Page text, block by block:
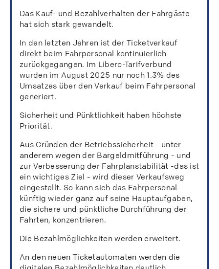
Das Kauf- und Bezahlverhalten der Fahrgäste
hat sich stark gewandelt.
In den letzten Jahren ist der Ticketverkauf
direkt beim Fahrpersonal kontinuierlich
zurückgegangen. Im Libero-Tarifverbund
wurden im August 2025 nur noch 1.3% des
Umsatzes über den Verkauf beim Fahrpersonal
generiert.
Sicherheit und Pünktlichkeit haben höchste
Priorität.
Aus Gründen der Betriebssicherheit - unter
anderem wegen der Bargeldmitführung - und
zur Verbesserung der Fahrplanstabilität -das ist
ein wichtiges Ziel - wird dieser Verkaufsweg
eingestellt. So kann sich das Fahrpersonal
künftig wieder ganz auf seine Hauptaufgaben,
die sichere und pünktliche Durchführung der
Fahrten, konzentrieren.
Die Bezahlmöglichkeiten werden erweitert.
An den neuen Ticketautomaten werden die